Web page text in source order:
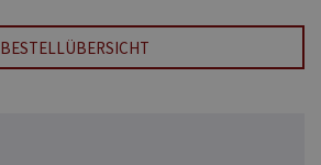
BESTELLÜBERSICHT